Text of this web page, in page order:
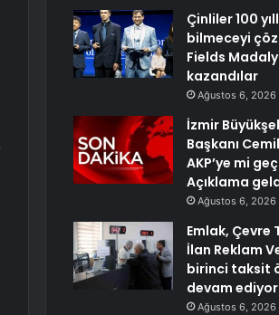
Çinliler 100
bilmeceyi
Fields
kazandılar
Ağustos 6, 2026
İzmir
Başkanı
AKP’ye mi
Açıklama
Ağustos 6, 2026
Emlak, Çevre
İlan Reklam
birinci taksit
devam ediyor
Ağustos 6, 2026